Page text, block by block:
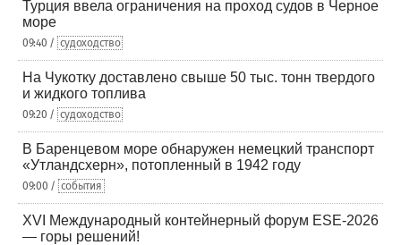
Турция ввела ограничения на проход судов в Черное
море
09:40 / судоходство
На Чукотку доставлено свыше 50 тыс. тонн твердого
и жидкого топлива
09:20 / судоходство
В Баренцевом море обнаружен немецкий транспорт
«Утландсхерн», потопленный в 1942 году
09:00 / события
XVI Международный контейнерный форум ESE-2026
— горы решений!